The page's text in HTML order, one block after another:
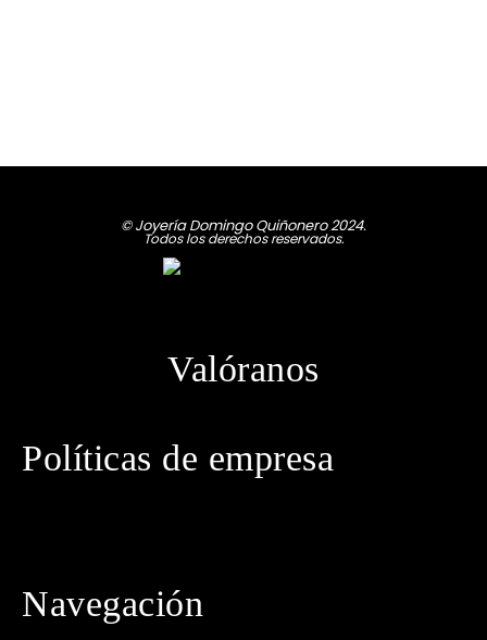
© Joyería Domingo Quiñonero 2024.
Todos los derechos reservados.
Valóranos
Políticas de empresa
Navegación